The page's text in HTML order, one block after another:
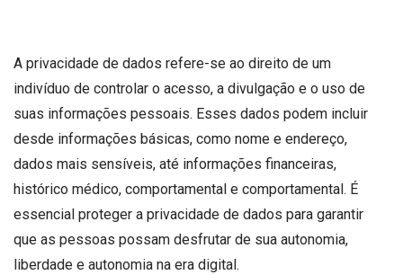
A privacidade de dados refere-se ao direito de um
indivíduo de controlar o acesso, a divulgação e o uso de
suas informações pessoais. Esses dados podem incluir
desde informações básicas, como nome e endereço,
dados mais sensíveis, até informações financeiras,
histórico médico, comportamental e comportamental. É
essencial proteger a privacidade de dados para garantir
que as pessoas possam desfrutar de sua autonomia,
liberdade e autonomia na era digital.